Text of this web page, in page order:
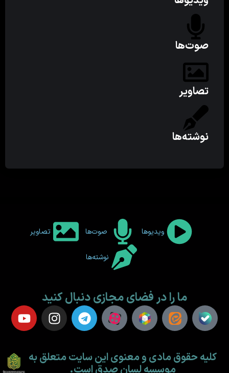
صوت‌ها
تصاویر
نوشته‌ها
ویدیوها صوت‌ها تصاویر
نوشته‌ها
ما را در فضای مجازی دنبال کنید
کلیه حقوق مادی و معنوی این سایت متعلق به